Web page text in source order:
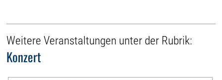
Weitere Veranstaltungen unter der Rubrik:
Konzert